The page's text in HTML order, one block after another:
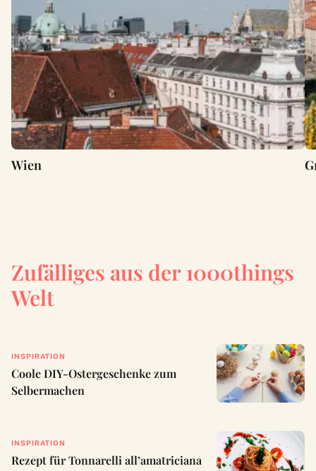
Wien
Zufälliges aus der 1000things
Welt
INSPIRATION
Coole DIY-Ostergeschenke zum
Selbermachen
INSPIRATION
Rezept für Tonnarelli all’amatriciana